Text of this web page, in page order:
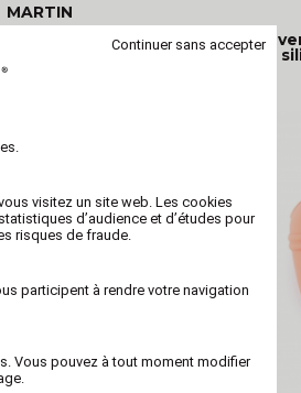
MARTIN
boîte de conserve en
pour chien - vert
Continuer sans accepter
visitez un site web. Les cookies
d’audience et d’études pour
risques de fraude.
participent à rendre votre navigation
Vous pouvez à tout moment modifier